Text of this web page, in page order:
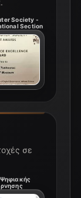
σε
Society -
Section